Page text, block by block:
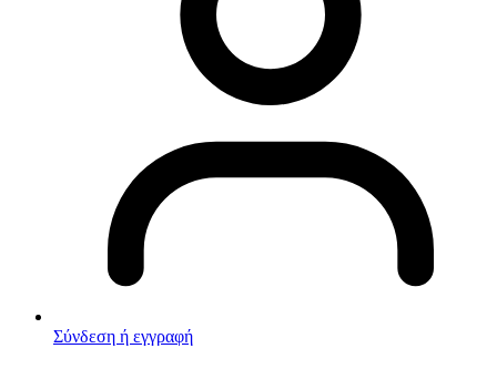
Σύνδεση ή εγγραφή